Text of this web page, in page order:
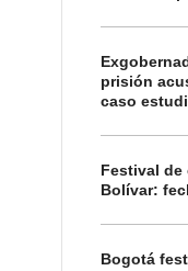
prisión
caso
Festival de
Bolívar:
Bogotá